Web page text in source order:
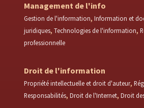
Management de l'info
Gestion de l'information Information et
juridiques Technologies de l'information
professionnelle
Droit de l'information
Propriété intellectuelle et droit d'auteur
Responsabilités Droit de l'Internet Droit